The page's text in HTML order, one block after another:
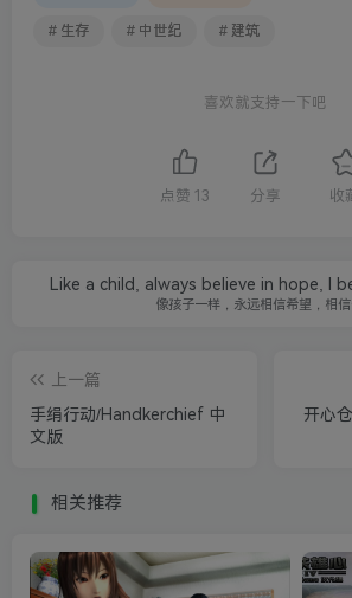
# 生存 # 中世纪 # 建筑
喜欢就支持一下吧
点赞 13 分享 收
Like a child, always believe in hope, I
像孩子一样，永远相信希望，相
上一篇
手绢行动/Handkerchief 中
文版
开心
相关推荐